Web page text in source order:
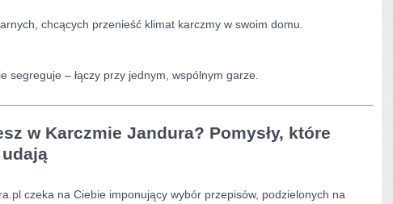
chcących przenieść klimat karczmy w swoim domu.
segreguje – łączy przy jednym, wspólnym garze.
w Karczmie Jandura? Pomysły, które
czeka na Ciebie imponujący wybór przepisów, podzielonych na